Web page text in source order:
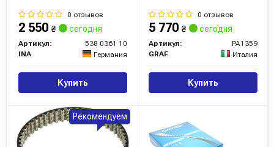
0 отзывов
2 550 ₴ сегодня
Артикул:
538 0361 10
INA
Германия
Купить
0 отзывов
5 770 ₴ сегодня
Артикул:
PA1359
GRAF
Италия
Купить
Рекомендуем